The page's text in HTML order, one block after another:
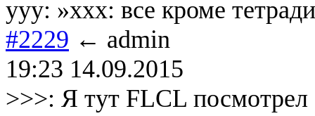
yyy: »xxx: все кроме
#2229 ← admin
19:23 14.09.2015
>>>: Я тут FLCL посмотрел